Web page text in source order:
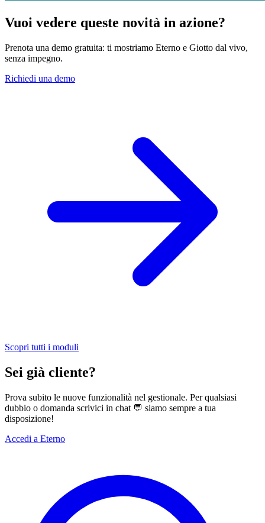
Vuoi vedere queste novità in azione?
Prenota una demo gratuita: ti mostriamo Eterno e Giotto dal vivo,
senza impegno.
Richiedi una demo
Scopri tutti i moduli
Sei già cliente?
Prova subito le nuove funzionalità nel gestionale. Per qualsiasi
dubbio o domanda scrivici in chat 💬 siamo sempre a tua
disposizione!
Accedi a Eterno